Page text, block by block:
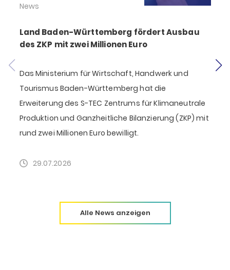
News
Land Baden-Württemberg fördert Ausbau
des ZKP mit zwei Millionen Euro
Das Ministerium für Wirtschaft, Handwerk und
Tourismus Baden-Württemberg hat die
Erweiterung des S-TEC Zentrums für Klimaneutrale
Produktion und Ganzheitliche Bilanzierung (ZKP) mit
rund zwei Millionen Euro bewilligt.
29.07.2026
Alle News anzeigen